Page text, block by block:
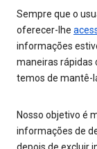
Sempre que o
oferecer-lhe
informações
maneiras rápidas
temos de mantê-
Nosso objetivo é
informações de